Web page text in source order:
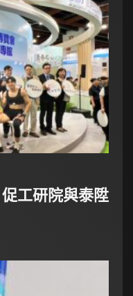
工研院與泰陞